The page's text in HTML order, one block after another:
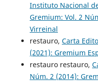
Instituto Nacional
Gremium: Vol. 2
Virreinal
restauro, Carta
(2021): Gremium
restauro restauro,
Núm. 2 (2014):